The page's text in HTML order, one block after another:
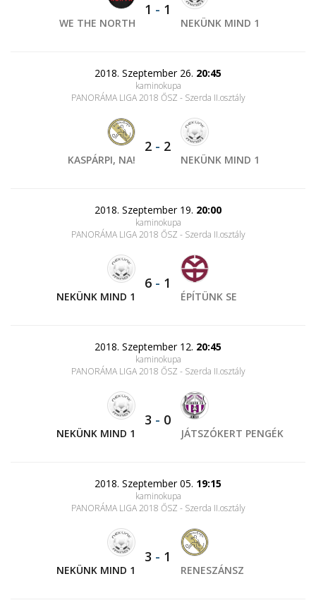
WE THE NORTH
1 - 1
NEKÜNK MIND 1
2018. Szeptember 26. 20:45
kaminokupa
PANORÁMA LIGA 2018 ŐSZ - Szerda II.osztály
KASPÁRPI, NA!
2 - 2
NEKÜNK MIND 1
2018. Szeptember 19. 20:00
kaminokupa
PANORÁMA LIGA 2018 ŐSZ - Szerda II.osztály
NEKÜNK MIND 1
6 - 1
ÉPÍTÜNK SE
2018. Szeptember 12. 20:45
kaminokupa
PANORÁMA LIGA 2018 ŐSZ - Szerda II.osztály
NEKÜNK MIND 1
3 - 0
JÁTSZÓKERT PENGÉK
2018. Szeptember 05. 19:15
kaminokupa
PANORÁMA LIGA 2018 ŐSZ - Szerda II.osztály
NEKÜNK MIND 1
3 - 1
RENESZÁNSZ